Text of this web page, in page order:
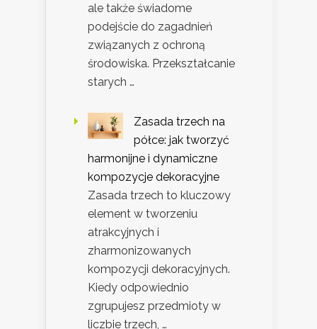
ale także świadome
podejście do zagadnień
związanych z ochroną
środowiska. Przekształcanie
starych …
Zasada trzech na
półce: jak tworzyć
harmonijne i dynamiczne
kompozycje dekoracyjne
Zasada trzech to kluczowy
element w tworzeniu
atrakcyjnych i
zharmonizowanych
kompozycji dekoracyjnych.
Kiedy odpowiednio
zgrupujesz przedmioty w
liczbie trzech, …